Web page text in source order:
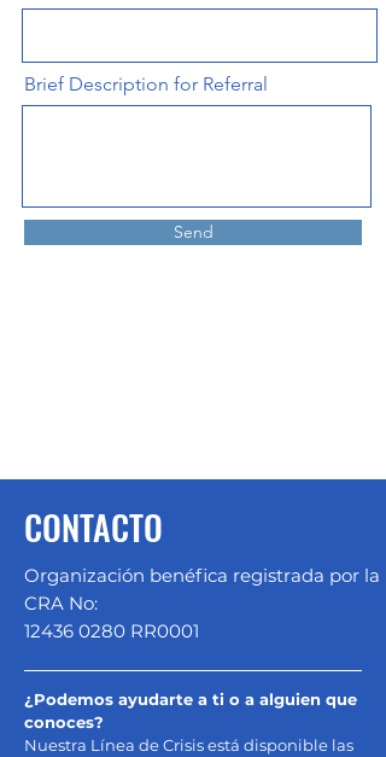
Brief Description for Referral
Send
CONTACTO
Organización benéfica registrada por la
CRA No:
12436 0280 RR0001
¿Podemos ayudarte a ti o a alguien que
conoces?
Nuestra Línea de Crisis está disponible las